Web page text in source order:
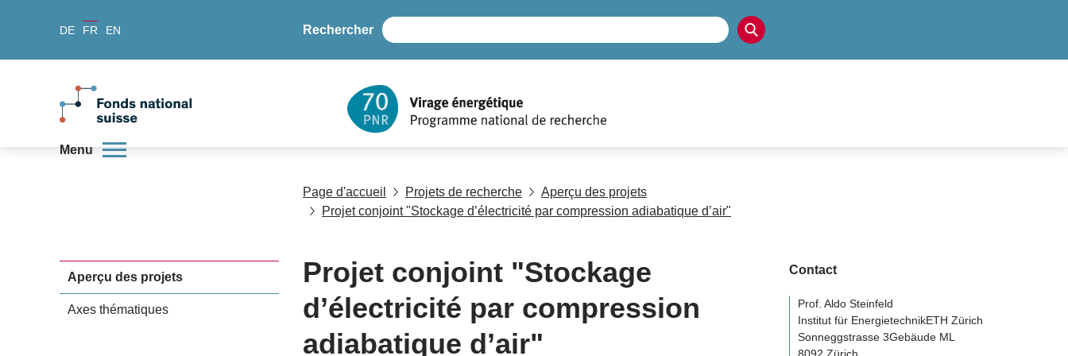
DE FR EN Rechercher
Menu
Page d'accueil Projets de recherche
Aperçu des projets
Projet conjoint "Stockage d’électricité par compression adiabatique d’air"
Aperçu des projets
Axes thématiques
Projet conjoint "Stockage
d’électricité par compression
adiabatique d’air"
Contact
Prof. Aldo Steinfeld
Institut für EnergietechnikETH Zürich
Sonneggstrasse 3Gebäude ML